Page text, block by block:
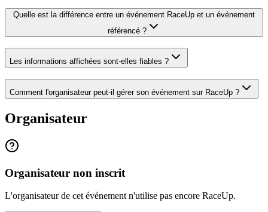
Quelle est la différence entre un événement RaceUp et un événement
référencé ?
Les informations affichées sont-elles fiables ?
Comment l'organisateur peut-il gérer son événement sur RaceUp ?
Organisateur
Organisateur non inscrit
L'organisateur de cet événement n'utilise pas encore RaceUp.